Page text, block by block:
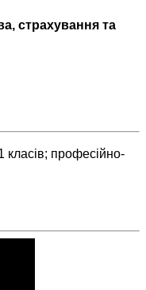
страхування та
класів; професійно-